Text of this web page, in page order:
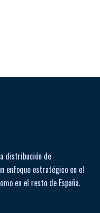
distribución de
enfoque estratégico en el
en el resto de España.